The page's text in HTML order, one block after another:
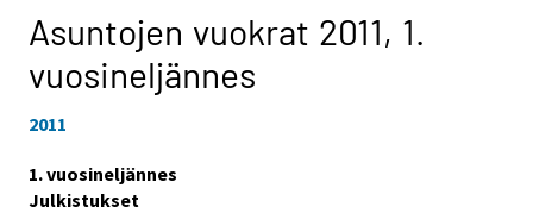
Asuntojen vuokrat 2011, 1.
vuosineljännes
2011
1. vuosineljännes
Julkistukset